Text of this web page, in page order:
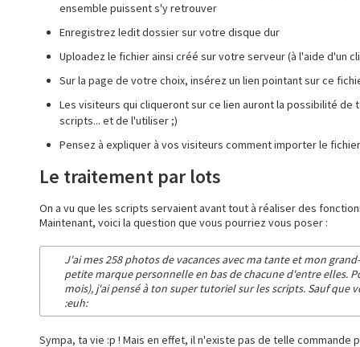
ensemble puissent s'y retrouver
Enregistrez ledit dossier sur votre disque dur
Uploadez le fichier ainsi créé sur votre serveur (à l'aide d'un
Sur la page de votre choix, insérez un lien pointant sur ce
Les visiteurs qui cliqueront sur ce lien auront la possibilité
scripts... et de l'utiliser ;)
Pensez à expliquer à vos visiteurs comment importer le
Le traitement par lots
On a vu que les scripts servaient avant tout à réaliser des
Maintenant, voici la question que vous pourriez vous poser :
J'ai mes 258 photos de vacances avec ma tante et mon
petite marque personnelle en bas de chacune d'entre elles.
mois), j'ai pensé à ton super tutoriel sur les scripts. Sauf que
:euh:
Sympa, ta vie :p ! Mais en effet, il n'existe pas de telle